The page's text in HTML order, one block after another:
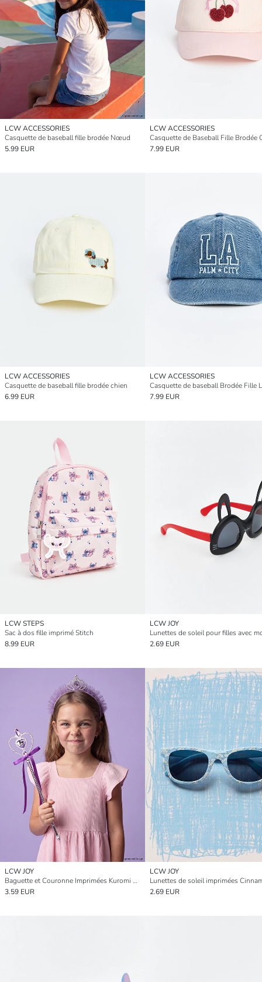
LCW ACCESSORIES
Casquette de baseball fille brodée Nœud
5.99 EUR
LCW ACCESSORIES
Casquette de Baseball Fille Brodée
7.99 EUR
LCW ACCESSORIES
Casquette de baseball fille brodée chien
6.99 EUR
LCW ACCESSORIES
7.99 EUR
LCW STEPS
Sac à dos fille imprimé Stitch
8.99 EUR
LCW JOY
2.69 EUR
LCW JOY
Baguette et Couronne Imprimées Kuromi pour Fille
3.59 EUR
LCW JOY
2.69 EUR